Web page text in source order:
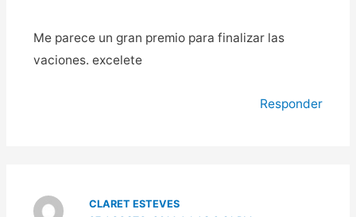
Me parece un gran premio para finalizar las
vaciones. excelete
Responder
CLARET ESTEVES